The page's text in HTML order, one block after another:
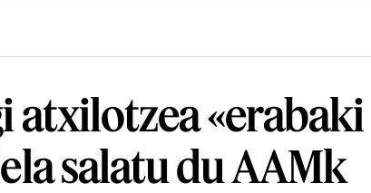
atxilotzea «erabaki
salatu du AAMk